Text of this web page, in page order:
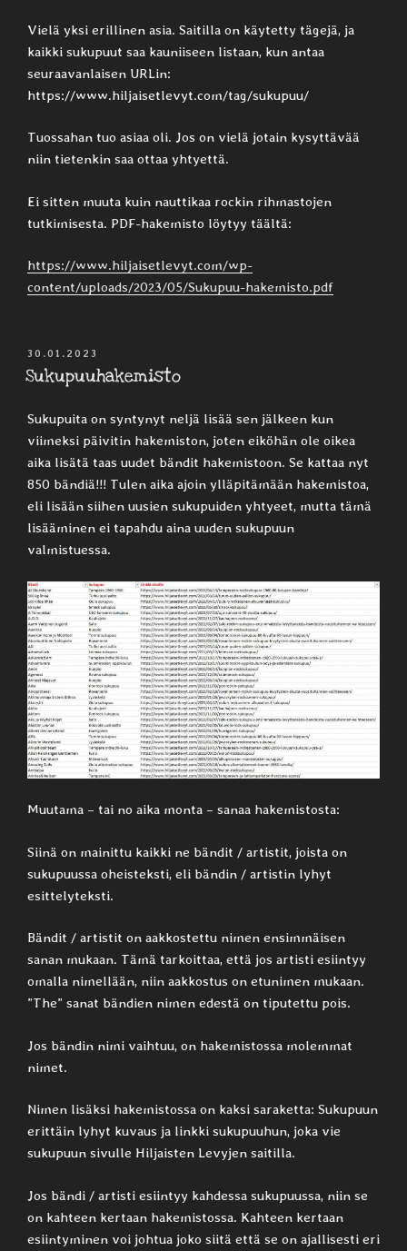
Vielä yksi erillinen asia. Saitilla on käytetty tägejä, ja
kaikki sukupuut saa kauniiseen listaan, kun antaa
seuraavanlaisen URLin:
https://www.hiljaisetlevyt.com/tag/sukupuu/
Tuossahan tuo asiaa oli. Jos on vielä jotain kysyttävää
niin tietenkin saa ottaa yhtyettä.
Ei sitten muuta kuin nauttikaa rockin rihmastojen
tutkimisesta. PDF-hakemisto löytyy täältä:
https://www.hiljaisetlevyt.com/wp-
content/uploads/2023/05/Sukupuu-hakemisto.pdf
JULKAISTU
30.01.2023
Sukupuuhakemisto
Sukupuita on syntynyt neljä lisää sen jälkeen kun
viimeksi päivitin hakemiston, joten eiköhän ole oikea
aika lisätä taas uudet bändit hakemistoon. Se kattaa nyt
850 bändiä!!! Tulen aika ajoin ylläpitämään hakemistoa,
eli lisään siihen uusien sukupuiden yhtyeet, mutta tämä
lisääminen ei tapahdu aina uuden sukupuun
valmistuessa.
Muutama – tai no aika monta – sanaa hakemistosta:
Siinä on mainittu kaikki ne bändit / artistit, joista on
sukupuussa oheisteksti, eli bändin / artistin lyhyt
esittelyteksti.
Bändit / artistit on aakkostettu nimen ensimmäisen
sanan mukaan. Tämä tarkoittaa, että jos artisti esiintyy
omalla nimellään, niin aakkostus on etunimen mukaan.
”The” sanat bändien nimen edestä on tiputettu pois.
Jos bändin nimi vaihtuu, on hakemistossa molemmat
nimet.
Nimen lisäksi hakemistossa on kaksi saraketta: Sukupuun
erittäin lyhyt kuvaus ja linkki sukupuuhun, joka vie
sukupuun sivulle Hiljaisten Levyjen saitilla.
Jos bändi / artisti esiintyy kahdessa sukupuussa, niin se
on kahteen kertaan hakemistossa. Kahteen kertaan
esiintyminen voi johtua joko siitä että se on ajallisesti eri